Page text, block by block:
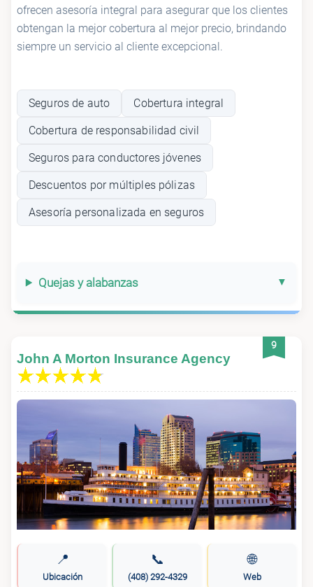
ofrecen asesoría integral para asegurar que los clientes
obtengan la mejor cobertura al mejor precio, brindando
siempre un servicio al cliente excepcional.
Seguros de auto Cobertura integral
Cobertura de responsabilidad civil
Seguros para conductores jóvenes
Descuentos por múltiples pólizas
Asesoría personalizada en seguros
Quejas y alabanzas
9
John A Morton Insurance Agency
📍
Ubicación
📞
(408) 292-4329
🌐
Web